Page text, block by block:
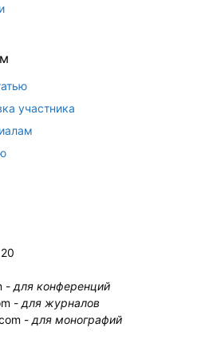
участника
- для конференций
- для журналов
- для монографий